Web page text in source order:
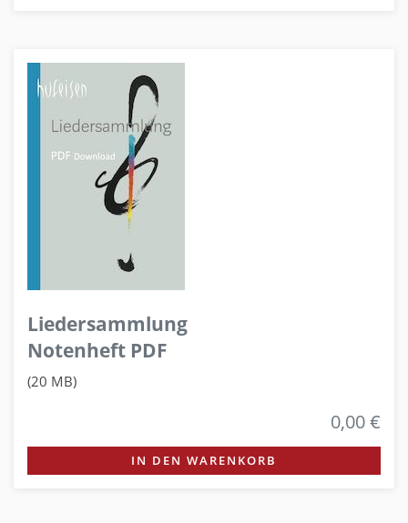
Liedersammlung
Notenheft PDF
(20 MB)
0,00 €
IN DEN WARENKORB